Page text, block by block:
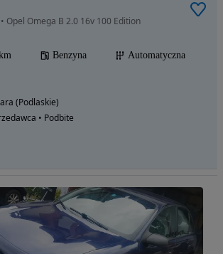
Opel Omega B 2.0 16v 100 Edition
Benzyna
Automatyczna
(Podlaskie)
• Podbite